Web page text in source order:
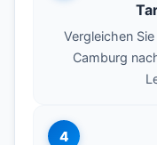
Vergleichen
Camburg
4